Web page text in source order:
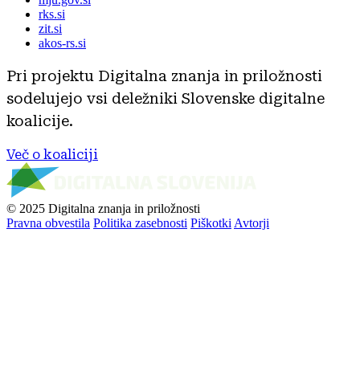
rks.si
zit.si
akos-rs.si
Pri projektu Digitalna znanja in priložnosti
sodelujejo vsi deležniki Slovenske digitalne
koalicije.
Več o koaliciji
© 2025 Digitalna znanja in priložnosti
Pravna obvestila Politika zasebnosti Piškotki Avtorji